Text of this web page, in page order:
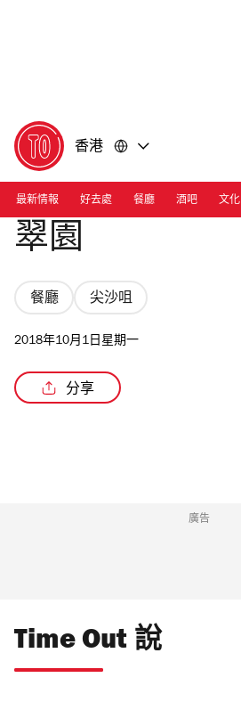
香港
最新情報 好去處 餐廳 酒吧 文化
翠園
餐廳 尖沙咀
2018年10月1日星期一
分享
廣告
Time Out 說